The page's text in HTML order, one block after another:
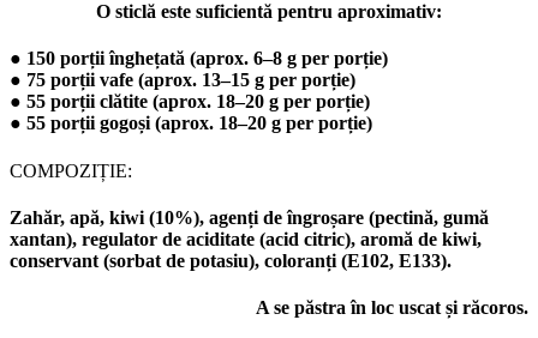
O sticlă este suficientă pentru aproximativ:
● 150 porții înghețată (aprox. 6–8 g per porție)
● 75 porții vafe (aprox. 13–15 g per porție)
● 55 porții clătite (aprox. 18–20 g per porție)
● 55 porții gogoși (aprox. 18–20 g per porție)
COMPOZIȚIE:
Zahăr, apă, kiwi (10%), agenți de îngroșare (pectină, gumă
xantan), regulator de aciditate (acid citric), aromă de kiwi,
conservant (sorbat de potasiu), coloranți (E102, E133).
A se păstra în loc uscat și răcoros.